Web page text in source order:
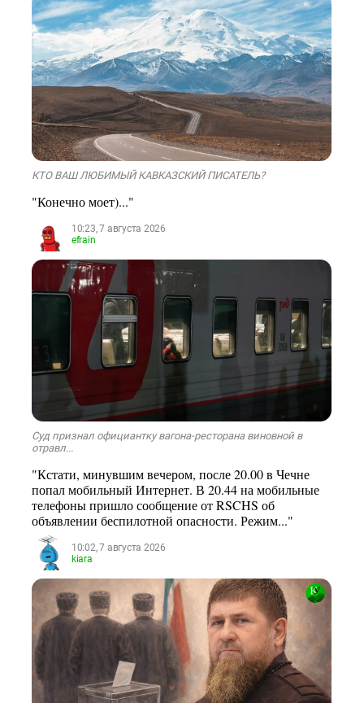
КТО ВАШ ЛЮБИМЫЙ КАВКАЗСКИЙ ПИСАТЕЛЬ?
"Конечно моет)..."
10:23, 7 августа 2026
efrain
Суд признал официантку вагона-ресторана виновной в
отравл...
"Кстати, минувшим вечером, после 20.00 в Чечне
попал мобильный Интернет. В 20.44 на мобильные
телефоны пришло сообщение от RSCHS об
объявлении беспилотной опасности. Режим..."
10:02, 7 августа 2026
kiara